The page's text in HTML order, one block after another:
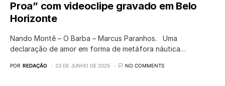
Proa” com videoclipe gravado em Belo
Horizonte
Nando Montê – O Barba – Marcus Paranhos. Uma
declaração de amor em forma de metáfora náutica…
POR REDAÇÃO 23 DE JUNHO DE 2025 NO COMMENTS